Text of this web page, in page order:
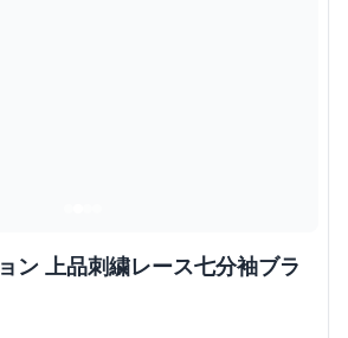
ン 上品刺繍レース七分袖ブラ